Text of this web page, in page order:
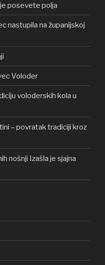
posevete polja
nastupila na županijskoj
Voloder
voloderskih kola u
– povratak tradiciji kroz
nošnji Izašla je sjajna